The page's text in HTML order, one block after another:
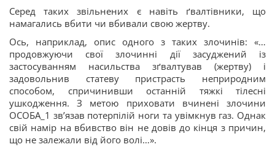
Серед таких звільнених є навіть ґвалтівники, що
намагались вбити чи вбивали свою жертву.
Ось, наприклад, опис одного з таких злочинів: «…
продовжуючи свої злочинні дії засуджений із
застосуванням насильства зґвалтував (жертву) і
задовольнив статеву пристрасть неприродним
способом, спричинивши останній тяжкі тілесні
ушкодження. З метою приховати вчинені злочини
ОСОБА_1 зв’язав потерпілій ноги та увімкнув газ. Однак
свій намір на вбивство він не довів до кінця з причин,
що не залежали від його волі…».